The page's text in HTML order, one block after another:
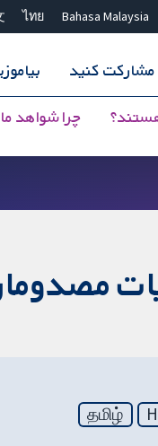
Bahasa Malaysia
ไทย
چرا شواهد
مشارکت کنید
தமிழ்